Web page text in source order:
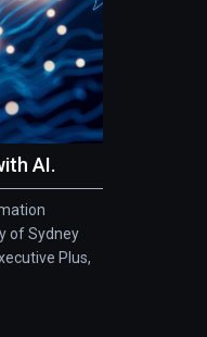
AI.
of Sydney
Plus,